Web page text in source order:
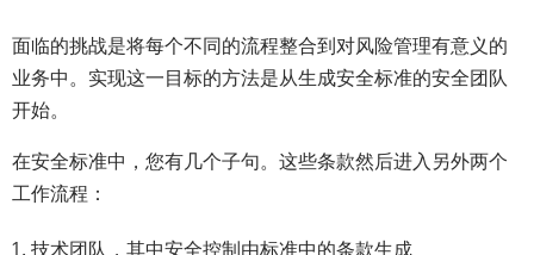
面临的挑战是将每个不同的流程整合到对风险管理有意义的
业务中。实现这一目标的方法是从生成安全标准的安全团队
开始。
在安全标准中，您有几个子句。这些条款然后进入另外两个
工作流程：
技术团队，其中安全控制由标准中的条款生成